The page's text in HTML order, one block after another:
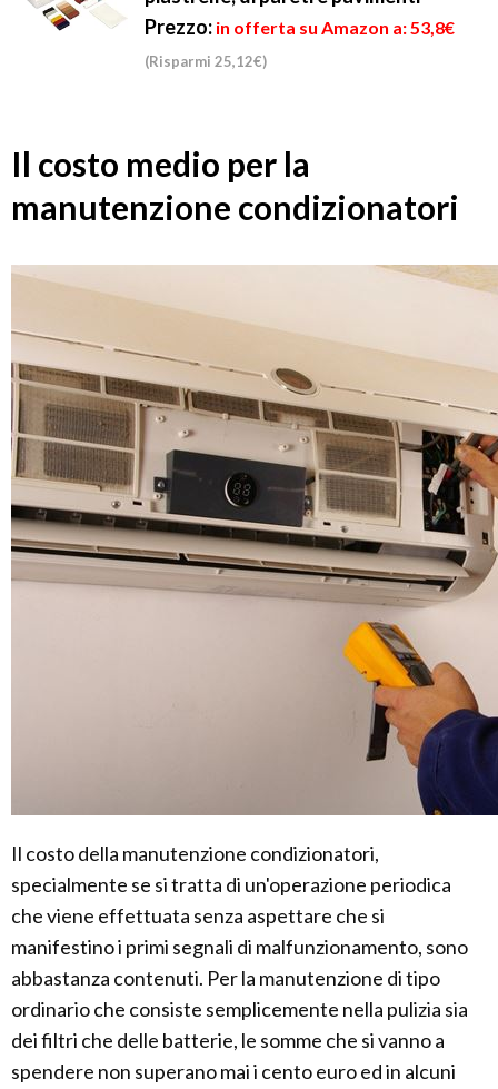
Prezzo: in offerta su Amazon a: 53,8€
(Risparmi 25,12€)
Il costo medio per la
manutenzione condizionatori
Il costo della manutenzione condizionatori,
specialmente se si tratta di un'operazione periodica
che viene effettuata senza aspettare che si
manifestino i primi segnali di malfunzionamento, sono
abbastanza contenuti. Per la manutenzione di tipo
ordinario che consiste semplicemente nella pulizia sia
dei filtri che delle batterie, le somme che si vanno a
spendere non superano mai i cento euro ed in alcuni